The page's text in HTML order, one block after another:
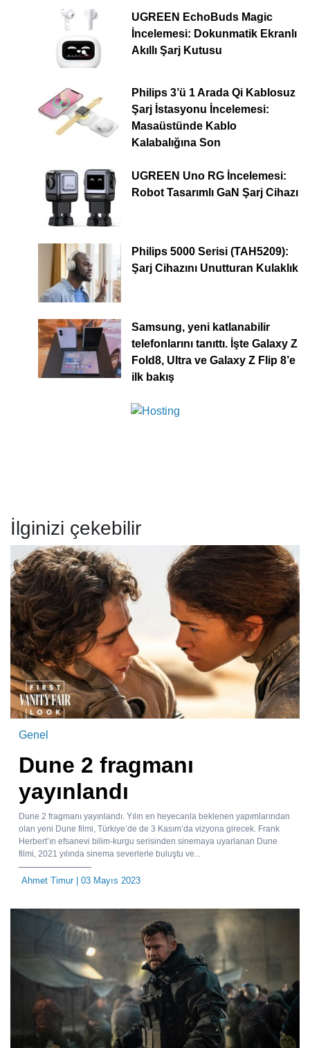
UGREEN EchoBuds Magic
İncelemesi: Dokunmatik Ekranlı
Akıllı Şarj Kutusu
Philips 3’ü 1 Arada Qi Kablosuz
Şarj İstasyonu İncelemesi:
Masaüstünde Kablo
Kalabalığına Son
UGREEN Uno RG İncelemesi:
Robot Tasarımlı GaN Şarj Cihazı
Philips 5000 Serisi (TAH5209):
Şarj Cihazını Unutturan Kulaklık
Samsung, yeni katlanabilir
telefonlarını tanıttı. İşte Galaxy Z
Fold8, Ultra ve Galaxy Z Flip 8’e
ilk bakış
İlginizi çekebilir
Genel
Dune 2 fragmanı
yayınlandı
Dune 2 fragmanı yayınlandı. Yılın en heyecanla beklenen yapımlarından
olan yeni Dune filmi, Türkiye’de de 3 Kasım’da vizyona girecek. Frank
Herbert’ın efsanevi bilim-kurgu serisinden sinemaya uyarlanan Dune
filmi, 2021 yılında sinema severlerle buluştu ve...
Ahmet Timur| 03 Mayıs 2023